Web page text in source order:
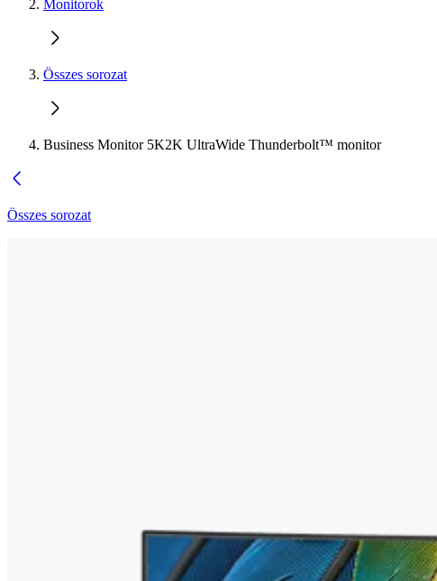
Monitorok
Összes sorozat
Business Monitor 5K2K UltraWide Thunderbolt™ monitor
Összes sorozat